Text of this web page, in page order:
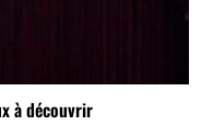
à découvrir